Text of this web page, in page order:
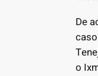
De
o